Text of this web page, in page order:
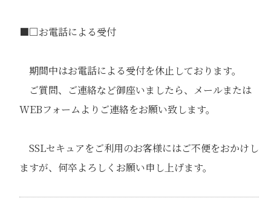
■□お電話による受付
期間中はお電話による受付を休止しております。
ご質問、ご連絡など御座いましたら、メールまたは
WEBフォームよりご連絡をお願い致します。
SSLセキュアをご利用のお客様にはご不便をおかけし
ますが、何卒よろしくお願い申し上げます。